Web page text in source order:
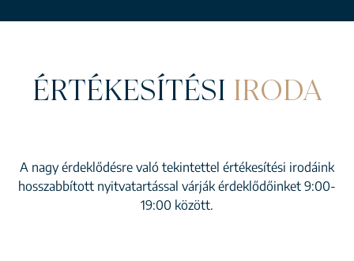
ÉRTÉKESÍTÉSI IRODA
A nagy érdeklődésre való tekintettel értékesítési irodáink
hosszabbított nyitvatartással várják érdeklődőinket 9:00-
19:00 között.